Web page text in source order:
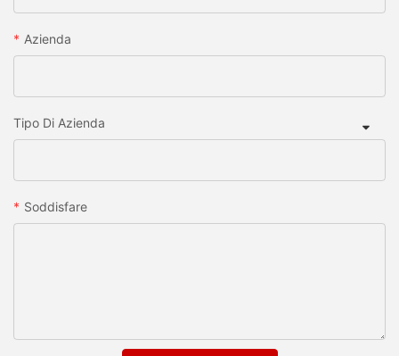
Azienda
Tipo Di Azienda
Soddisfare